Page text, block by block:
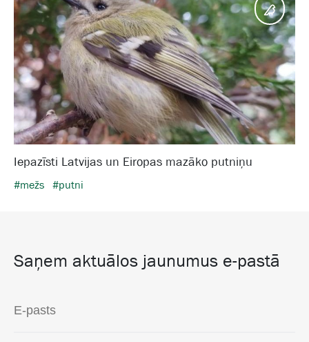
Putni
Iepazīsti Latvijas un Eiropas mazāko putniņu
#mežs #putni
Saņem aktuālos jaunumus e-pastā